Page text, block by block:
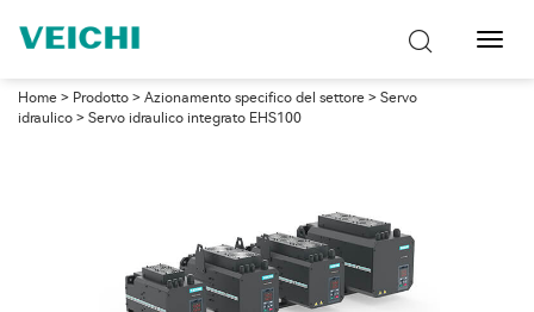
Home > Prodotto > Azionamento specifico del settore > Servo
idraulico > Servo idraulico integrato EHS100